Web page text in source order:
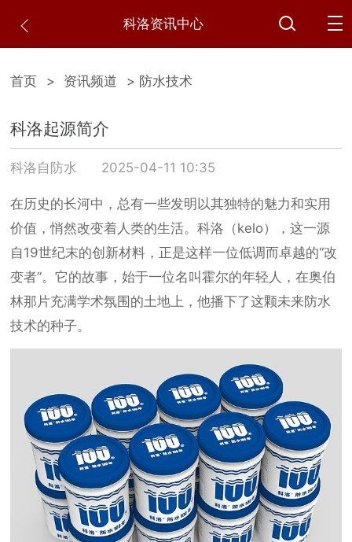
科洛资讯中心
首页 > 资讯频道 > 防水技术
科洛起源简介
科洛自防水 2025-04-11 10:35
在历史的长河中，总有一些发明以其独特的魅力和实用
价值，悄然改变着人类的生活。科洛（kelo），这一源
自19世纪末的创新材料，正是这样一位低调而卓越的“改
变者”。它的故事，始于一位名叫霍尔的年轻人，在奥伯
林那片充满学术氛围的土地上，他播下了这颗未来防水
技术的种子。